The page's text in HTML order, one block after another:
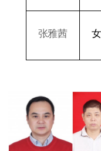
张雅茜 女